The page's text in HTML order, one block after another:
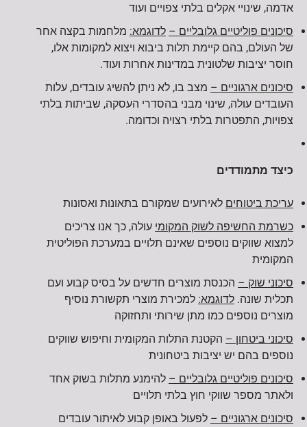
אדמה, שינויי אקלים בלתי צפויים ועוד
סיכונים פוליטיים גלובליים – לדוגמא: מלחמות בקצה אחר
של העולם, בהם קיימת תלות ביבוא ויצוא למקומות אלו,
חוסר יציבות שלטונית במדינות אחרות ועוד.
סיכונים ארגוניים – מצב בו, לא ניתן להשיג עובדים, עלות
העובדים עולה, שינוי מבני בהסדרי העסקה, שביתות בלתי
צפויות, התפטרות בלתי רצויה וכדומה.
כיצד מתמודדים
עריכת ביטוחים לאירועים שמקורם בתאונות ואסונות
כשרמת החשיפה לשוק המקומי עולה, כך אנו צריכים
למצוא שווקים נוספים שאינם תלויים במערכת הפוליטית
המקומית
סיכוני שוק – הכנסת מוצרים חדשים על בסיס קבוע ועם
תכלית שונה. לדוגמא: למכירת מוצרי תקשורת נוסיף
מוצרים נוספים כמו מתן שירותי ותחזוקה
סיכוני ביטחון – הקטנת התלות המקומית וחיפוש שווקים
נוספים בהם יש יציבות ביטחונית
סיכונים פוליטיים גלובליים – להימנע מתלות בשוק אחד
ולאתר מספר שווקי חוץ בלתי תלויים
סיכונים ארגוניים – לפעול באופן קבוע לאיתור עובדים